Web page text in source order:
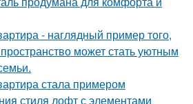
- наглядный пример того,
может стать уютным
стала примером
стиля лофт с элементами